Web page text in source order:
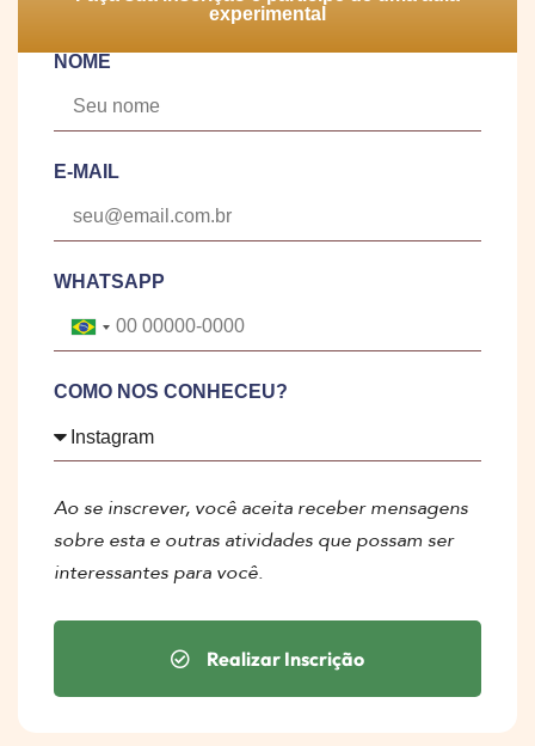
experimental
NOME
E-MAIL
WHATSAPP
Brazil +55
COMO NOS CONHECEU?
Ao se inscrever, você aceita receber mensagens
sobre esta e outras atividades que possam ser
interessantes para você.
Realizar Inscrição